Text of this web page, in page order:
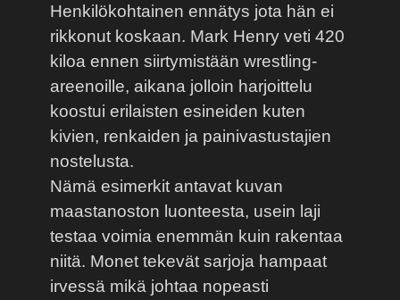
Henkilökohtainen ennätys jota hän ei
rikkonut koskaan. Mark Henry veti 420
kiloa ennen siirtymistään wrestling-
areenoille, aikana jolloin harjoittelu
koostui erilaisten esineiden kuten
kivien, renkaiden ja painivastustajien
nostelusta.
Nämä esimerkit antavat kuvan
maastanoston luonteesta, usein laji
testaa voimia enemmän kuin rakentaa
niitä. Monet tekevät sarjoja hampaat
irvessä mikä johtaa nopeasti